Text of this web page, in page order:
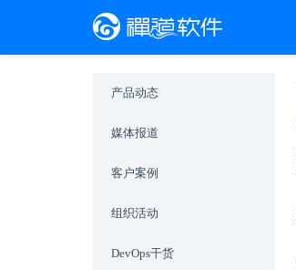
产品动态
媒体报道
客户案例
组织活动
DevOps干货